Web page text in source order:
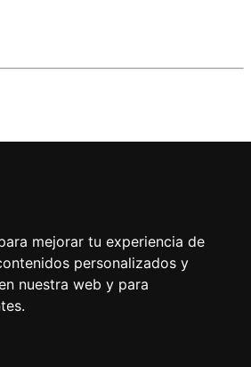
mejorar tu experiencia de
personalizados y
nuestra web y para